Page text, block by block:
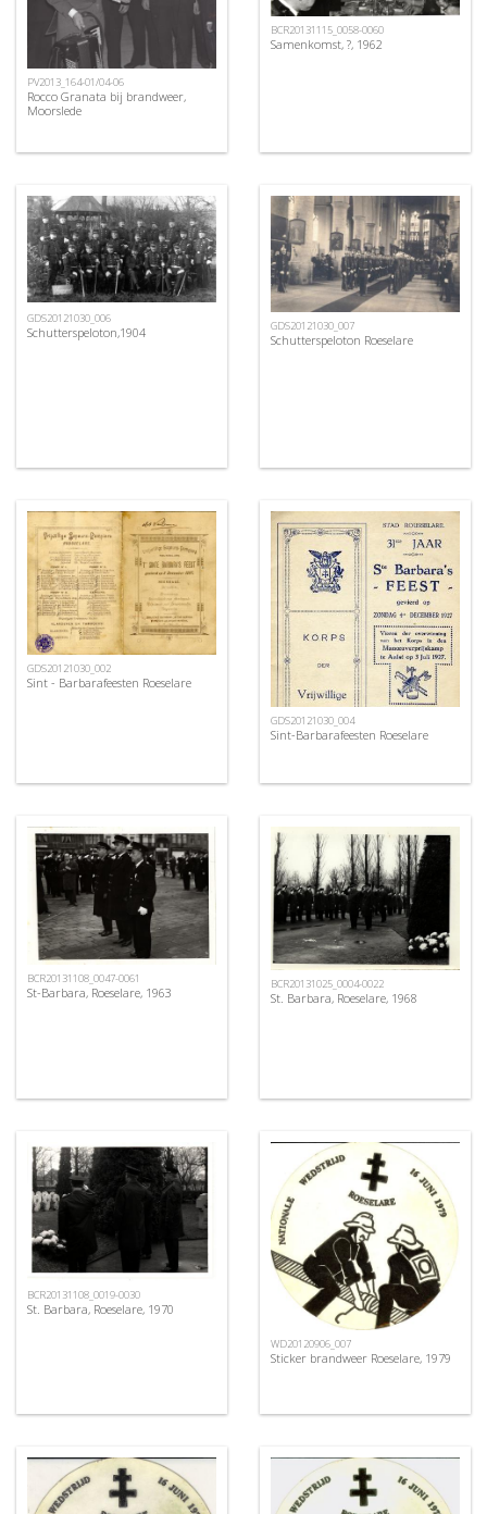
PV2013_164-01/04-06
Rocco Granata bij brandweer,
Moorslede
BCR20131115_0058-0060
Samenkomst, ?, 1962
GDS20121030_006
Schutterspeloton,1904 GDS20121030_007
Schutterspeloton Roeselare
GDS20121030_002
Sint - Barbarafeesten Roeselare
GDS20121030_004
Sint-Barbarafeesten Roeselare
BCR20131108_0047-0061
St-Barbara, Roeselare, 1963
BCR20131025_0004-0022
St. Barbara, Roeselare, 1968
BCR20131108_0019-0030
St. Barbara, Roeselare, 1970
WD20120906_007
Sticker brandweer Roeselare, 1979